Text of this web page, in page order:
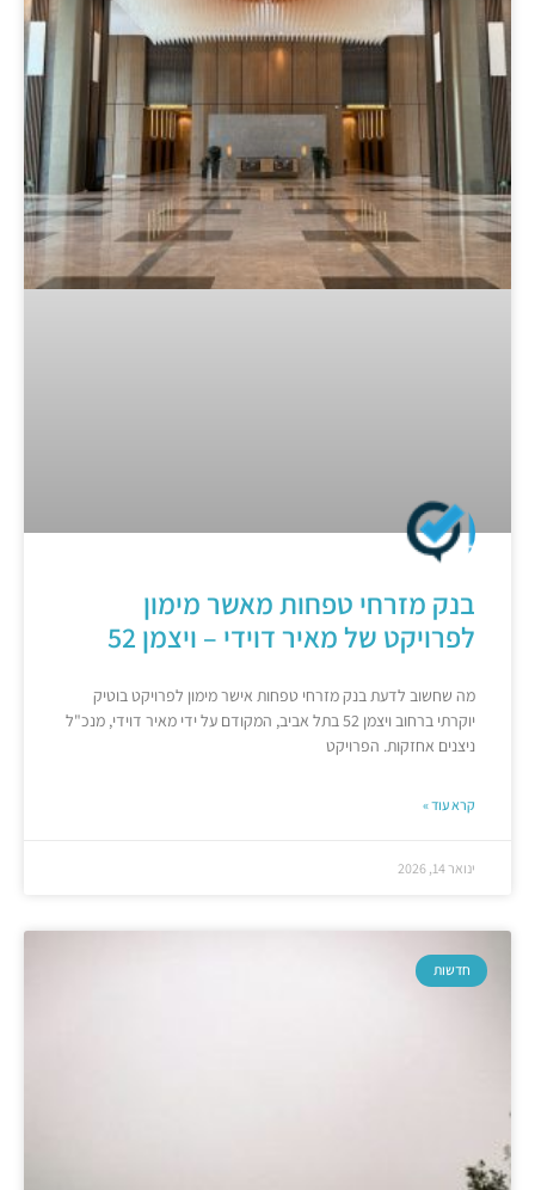
בנק מזרחי טפחות מאשר מימון
לפרויקט של מאיר דוידי – ויצמן 52
מה שחשוב לדעת בנק מזרחי טפחות אישר מימון לפרויקט בוטיק
יוקרתי ברחוב ויצמן 52 בתל אביב, המקודם על ידי מאיר דוידי, מנכ"ל
ניצנים אחזקות. הפרויקט
קרא עוד »
ינואר 14, 2026
חדשות